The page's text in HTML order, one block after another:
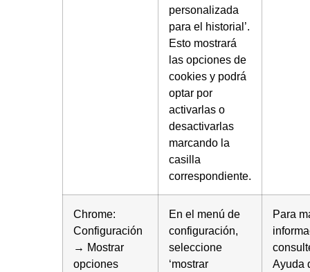
personalizada
para el historial’.
Esto mostrará
las opciones de
cookies y podrá
optar por
activarlas o
desactivarlas
marcando la
casilla
correspondiente.
Chrome:
Configuración
→ Mostrar
opciones
En el menú de
configuración,
seleccione
‘mostrar
Para
Ayuda